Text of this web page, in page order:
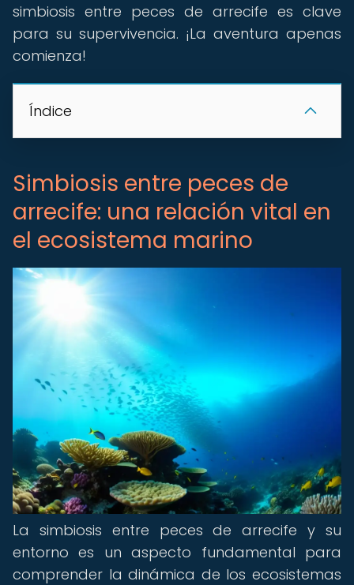
simbiosis entre peces de arrecife es clave
para su supervivencia. ¡La aventura apenas
comienza!
Índice
Simbiosis entre peces de
arrecife: una relación vital en
el ecosistema marino
La simbiosis entre peces de arrecife y su
entorno es un aspecto fundamental para
comprender la dinámica de los ecosistemas